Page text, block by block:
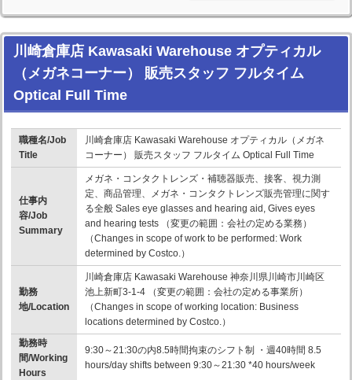
川崎倉庫店 Kawasaki Warehouse オプティカル
（メガネコーナー） 販売スタッフ フルタイム
Optical Full Time
職種名/Job
Title
川崎倉庫店 Kawasaki Warehouse オプティカル（メガネ
コーナー） 販売スタッフ フルタイム Optical Full Time
仕事内
容/Job
Summary
メガネ・コンタクトレンズ・補聴器販売、接客、視力測
定、商品管理、メガネ・コンタクトレンズ販売管理に関す
る全般 Sales eye glasses and hearing aid, Gives eyes
and hearing tests （変更の範囲：会社の定める業務）
（Changes in scope of work to be performed: Work
determined by Costco.）
勤務
地/Location
川崎倉庫店 Kawasaki Warehouse 神奈川県川崎市川崎区
池上新町3-1-4 （変更の範囲：会社の定める事業所）
（Changes in scope of working location: Business
locations determined by Costco.）
勤務時
間/Working
Hours
9:30～21:30の内8.5時間拘束のシフト制 ・週40時間 8.5
hours/day shifts between 9:30～21:30 *40 hours/week